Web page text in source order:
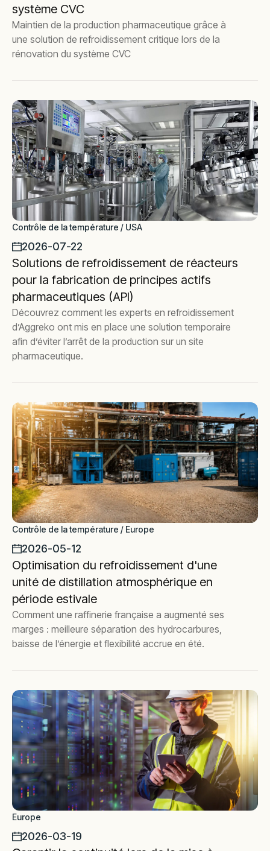
système CVC
Maintien de la production pharmaceutique grâce à
une solution de refroidissement critique lors de la
rénovation du système CVC
Contrôle de la température / USA
2026-07-22
Solutions de refroidissement de réacteurs
pour la fabrication de principes actifs
pharmaceutiques (API)
Découvrez comment les experts en refroidissement
d’Aggreko ont mis en place une solution temporaire
afin d’éviter l’arrêt de la production sur un site
pharmaceutique.
Contrôle de la température / Europe
2026-05-12
Optimisation du refroidissement d'une
unité de distillation atmosphérique en
période estivale
Comment une raffinerie française a augmenté ses
marges : meilleure séparation des hydrocarbures,
baisse de l’énergie et flexibilité accrue en été.
Europe
2026-03-19